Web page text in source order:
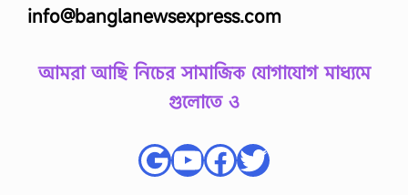
info@banglanewsexpress.com
আমরা আছি নিচের সামাজিক যোগাযোগ মাধ্যমে
গুলোতে ও
Google
YouTube
Facebook
Twitter